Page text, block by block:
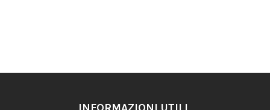
INFORMAZIONI UTILI